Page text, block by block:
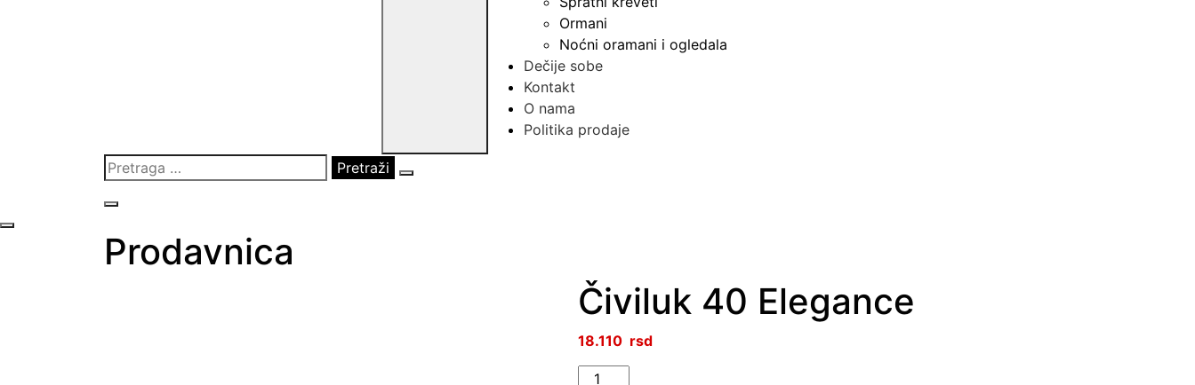
Ormani
Noćni oramani i ogledala
Dečije sobe
Kontakt
O nama
Politika prodaje
Pretraga
za:
Prodavnica
Čiviluk 40 Elegance
18.110
Čiviluk